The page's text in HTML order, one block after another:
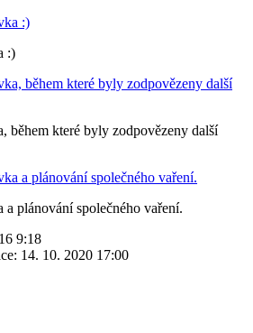
:)
během které byly zodpovězeny další
a plánování společného vaření.
9:18
14. 10. 2020 17:00